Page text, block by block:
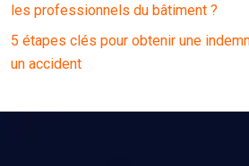
les professionnels du bâtiment ?
5 étapes clés pour obtenir une
un accident